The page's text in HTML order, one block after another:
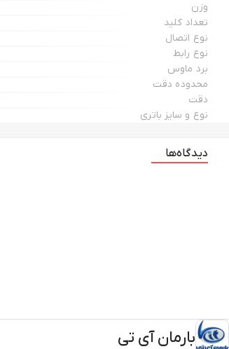
وزن
تعداد کلید
نوع اتصال
نوع رابط
برد ماوس
محدوده دقت
دقت
نوع و سایز باتری
دیدگاه‌ها
بارمان آی تی